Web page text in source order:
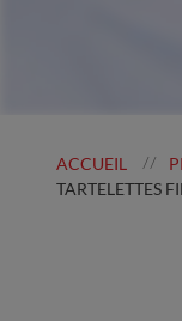
ACCUEIL //
TARTELETTES